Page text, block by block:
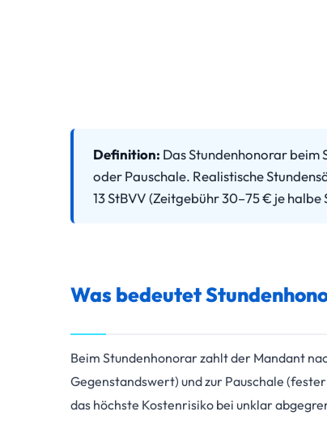
Definition: Das Stundenhonorar beim
oder Pauschale. Realistische
13 StBVV (Zeitgebühr 30–75 € je halbe
Was bedeutet
Beim Stundenhonorar zahlt der Mandant
Gegenstandswert) und zur Pauschale
das höchste Kostenrisiko bei unklar